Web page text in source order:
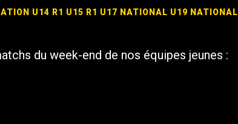
U14 R1 U15 R1 U17 NATIONAL U19 NATIONAL
du week-end de nos équipes jeunes :